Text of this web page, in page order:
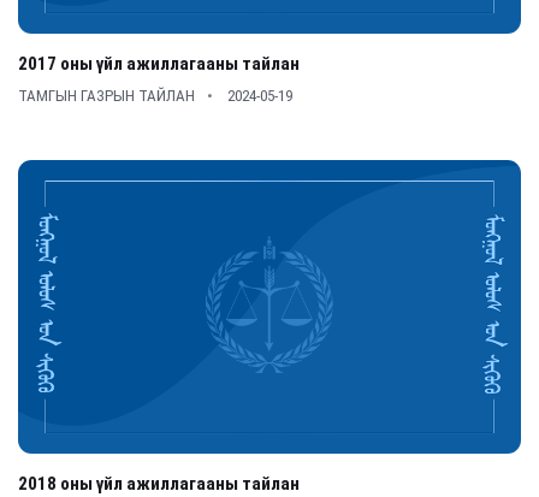
2017 оны үйл ажиллагааны тайлан
ТАМГЫН ГАЗРЫН ТАЙЛАН 2024-05-19
2018 оны үйл ажиллагааны тайлан